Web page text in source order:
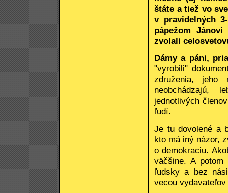
štáte a tiež vo
v pravidelných
pápežom
zvolali
Dámy a páni,
"vyrobili"
združenia,
neobchádzajú,
jednotlivých
ľudí.
Je tu dovolené a
kto má iný názor,
o demokraciu.
väčšine. A
ľudsky a bez
vecou